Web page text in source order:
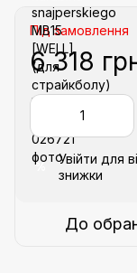
Під замовлення
6 318
%
Увійти для
знижки
До